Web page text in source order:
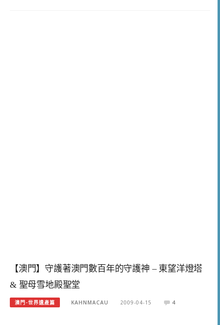
【澳門】守護著澳門數百年的守護神 – 東望洋燈塔
& 聖母雪地殿聖堂
澳門-世界遺產篇 KAHNMACAU 2009-04-15 4